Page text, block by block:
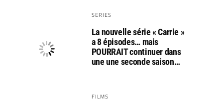
SERIES
La nouvelle série « Carrie »
a 8 épisodes… mais
POURRAIT continuer dans
une une seconde saison…
FILMS